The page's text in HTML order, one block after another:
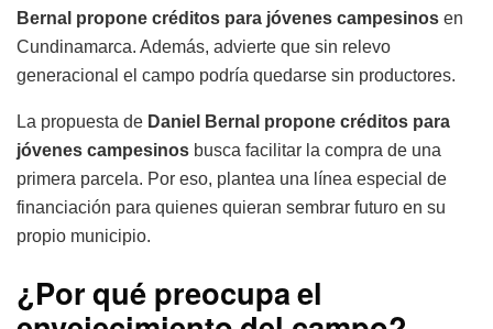
Bernal propone créditos para jóvenes campesinos en
Cundinamarca. Además, advierte que sin relevo
generacional el campo podría quedarse sin productores.
La propuesta de Daniel Bernal propone créditos para
jóvenes campesinos busca facilitar la compra de una
primera parcela. Por eso, plantea una línea especial de
financiación para quienes quieran sembrar futuro en su
propio municipio.
¿Por qué preocupa el